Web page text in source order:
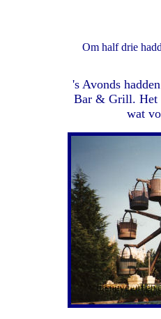
Om half drie
's Avonds
Bar & Grill. Het
wat